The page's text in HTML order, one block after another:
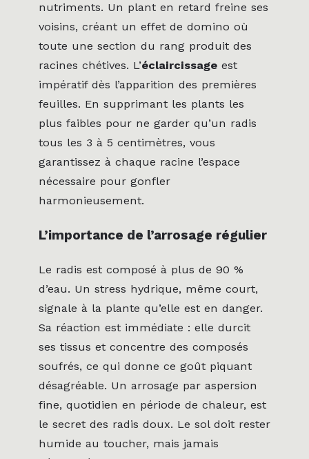
nutriments. Un plant en retard freine ses
voisins, créant un effet de domino où
toute une section du rang produit des
racines chétives. L’éclaircissage est
impératif dès l’apparition des premières
feuilles. En supprimant les plants les
plus faibles pour ne garder qu’un radis
tous les 3 à 5 centimètres, vous
garantissez à chaque racine l’espace
nécessaire pour gonfler
harmonieusement.
L’importance de l’arrosage régulier
Le radis est composé à plus de 90 %
d’eau. Un stress hydrique, même court,
signale à la plante qu’elle est en danger.
Sa réaction est immédiate : elle durcit
ses tissus et concentre des composés
soufrés, ce qui donne ce goût piquant
désagréable. Un arrosage par aspersion
fine, quotidien en période de chaleur, est
le secret des radis doux. Le sol doit rester
humide au toucher, mais jamais